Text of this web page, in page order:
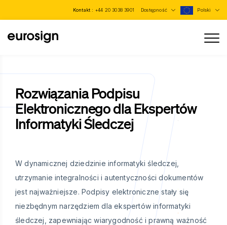
Kontakt : +44 20 3038 3901 Dostępność Polski
Rozwiązania Podpisu
Elektronicznego dla Ekspertów
Informatyki Śledczej
W dynamicznej dziedzinie informatyki śledczej,
utrzymanie integralności i autentyczności dokumentów
jest najważniejsze. Podpisy elektroniczne stały się
niezbędnym narzędziem dla ekspertów informatyki
śledczej, zapewniając wiarygodność i prawną ważność